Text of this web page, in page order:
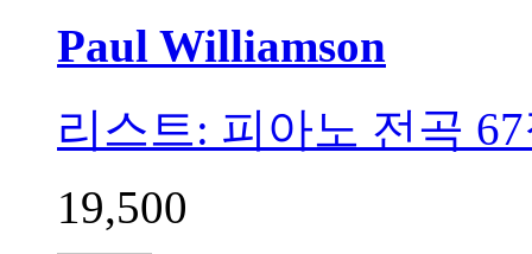
Paul Williamson
리스트: 피아노 전곡
19,500